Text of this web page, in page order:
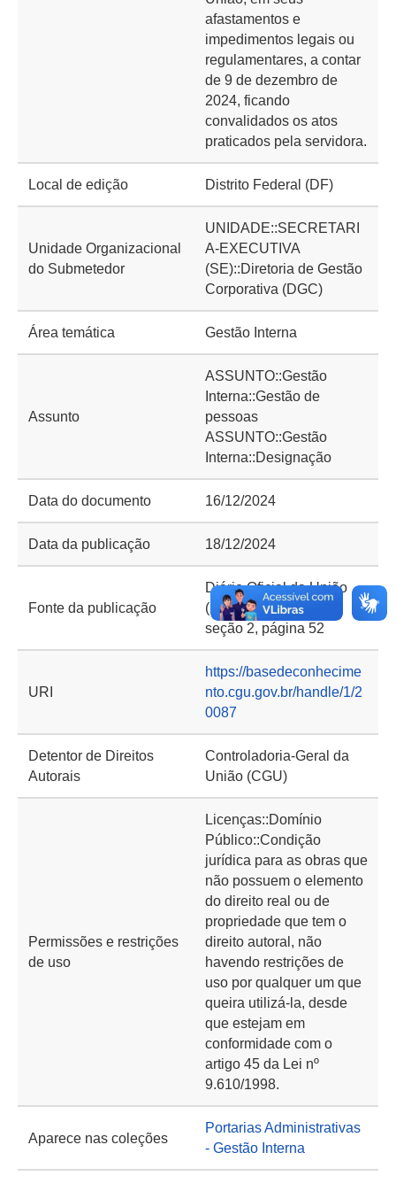
afastamentos e
impedimentos legais ou
regulamentares, a contar
de 9 de dezembro de
2024, ficando
convalidados os atos
praticados pela servidora.
Local de edição Distrito Federal (DF)
Unidade Organizacional
do Submetedor
UNIDADE::SECRETARI
A-EXECUTIVA
(SE)::Diretoria de Gestão
Corporativa (DGC)
Área temática Gestão Interna
Assunto
ASSUNTO::Gestão
Interna::Gestão de
pessoas
ASSUNTO::Gestão
Interna::Designação
Data do documento 16/12/2024
Data da publicação 18/12/2024
Fonte da publicação
Diário Oficial da União
(DOU) de 18/12/2024,
seção 2, página 52
URI
https://basedeconhecime
nto.cgu.gov.br/handle/1/2
0087
Detentor de Direitos
Autorais
Controladoria-Geral da
União (CGU)
Permissões e restrições
de uso
Licenças::Domínio
Público::Condição
jurídica para as obras que
não possuem o elemento
do direito real ou de
propriedade que tem o
direito autoral, não
havendo restrições de
uso por qualquer um que
queira utilizá-la, desde
que estejam em
conformidade com o
artigo 45 da Lei nº
9.610/1998.
Aparece nas coleções
Portarias Administrativas
- Gestão Interna